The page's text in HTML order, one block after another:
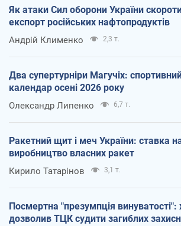
Як атаки Сил оборони України
експорт російських нафтопродуктів
Андрій Клименко 2,3 т.
Два супертурніри Магучіх:
календар осені 2026 року
Олександр Липенко 6,7 т.
Ракетний щит і меч України: ставка
виробництво власних ракет
Кирило Татарінов 3,1 т.
Посмертна "презумпція винуватості":
дозволив ТЦК судити загиблих